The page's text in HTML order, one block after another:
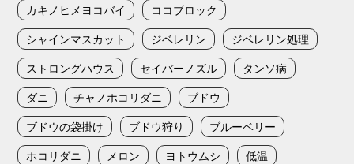
カキノヒメヨコバイ
ココブロック
シャインマスカット
ジベレリン
ジベレリン処理
ストロングハウス
セイバーノズル
タンソ病
ダニ
チャノホコリダニ
ブドウ
ブドウの袋掛け
ブドウ狩り
ブルーベリー
ホコリダニ
メロン ヨトウムシ
低温